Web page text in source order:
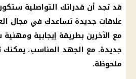
قد تجد أن قدراتك التواصلية
علاقات جديدة تساعدك في مجال
مع الآخرين بطريقة إيجابية ومهنية
جديدة. مع الجهد المناسب، يمكنك
ملحوظة.